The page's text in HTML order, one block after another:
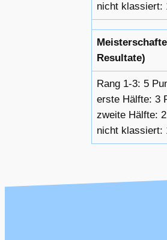
nicht klassiert:
Resultate)
Rang 1-3: 5
erste Hälfte: 3
zweite Hälfte:
nicht klassiert: